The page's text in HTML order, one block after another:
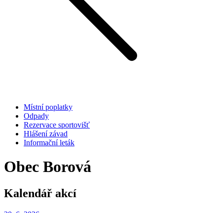
Místní poplatky
Odpady
Rezervace sportovišť
Hlášení závad
Informační leták
Obec Borová
Kalendář akcí